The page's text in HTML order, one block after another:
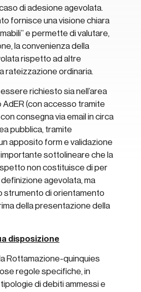
di adesione agevolata.
fornisce una visione chiara
e permette di valutare,
la convenienza della
rispetto ad altre
rateizzazione ordinaria.
richiesto sia nell’area
(con accesso tramite
con consegna via email in circa
pubblica, tramite
apposito form e validazione
importante sottolineare che la
non costituisce di per
agevolata, ma
strumento di orientamento
della presentazione della
disposizione
Rottamazione-quinquies
regole specifiche, in
di debiti ammessi e